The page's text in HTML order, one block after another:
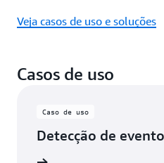
Veja casos de uso e soluções
Casos de uso
Caso de uso
Detecção de